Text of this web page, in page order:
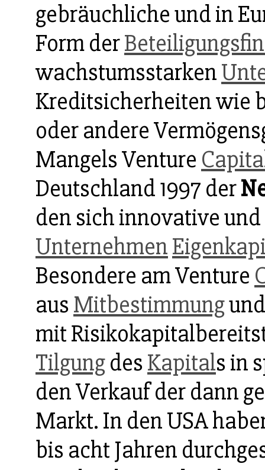
gebräuchliche und in
Form der
wachstumsstarken
Kreditsicherheiten wie
oder andere
Mangels Venture
Deutschland 1997 der
den sich innovative
Unternehmen
Besondere am Venture
ausMitbestimmung
mit
TilgungdesKapitals in
den Verkauf der dann
Markt. In den USA
bis acht Jahren